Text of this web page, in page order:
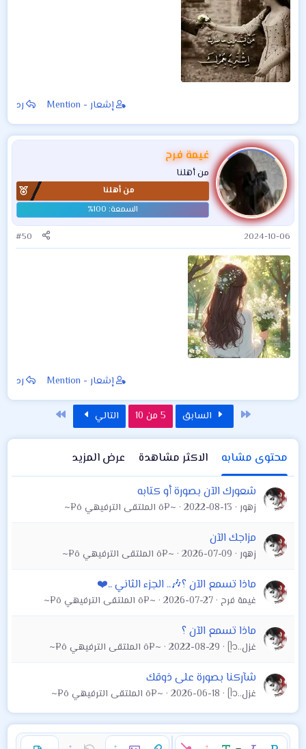
إشعار - Mention رد
غيمة فرح
من أهلنا
من أهلنا
2024-10-06
#50
إشعار - Mention رد
الأول السابق 5 من 10 التالي
محتوى مشابه الاكثر مشاهدة
عرض المزيد
شعورك الآن بصورة أو كتابه
زهور 2022-08-13 ~¤ô الملتقى الترفيهي ô¤~
مزاجك الآن
زهور 2026-07-09 ~¤ô الملتقى الترفيهي ô¤~
ماذا تسمع الآن ؟🎶.. الجزء الثاني ..❤️
غيمة فرح 2026-07-27 ~¤ô الملتقى الترفيهي ô¤~
ماذا تسمع الآن ؟
غزل..ᥫ᭡ 2022-08-29 ~¤ô الملتقى الترفيهي ô¤~
شآركنا بصورة على ذوقك
غزل..ᥫ᭡ 2026-06-18 ~¤ô الملتقى الترفيهي ô¤~